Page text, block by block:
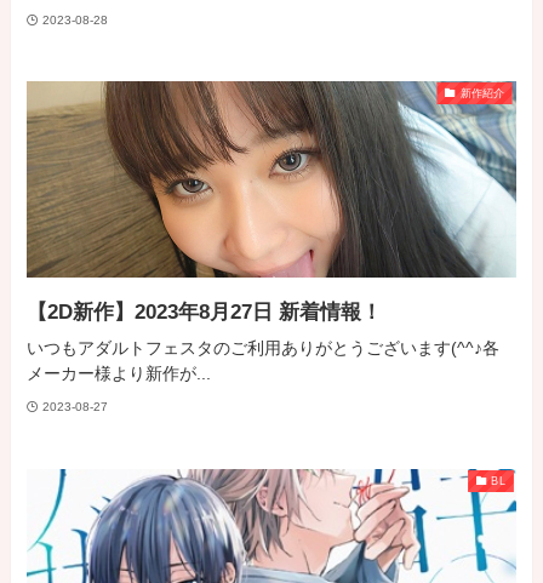
2023-08-28
新作紹介
【2D新作】2023年8月27日 新着情報！
いつもアダルトフェスタのご利用ありがとうございます(^^♪各
メーカー様より新作が...
2023-08-27
BL